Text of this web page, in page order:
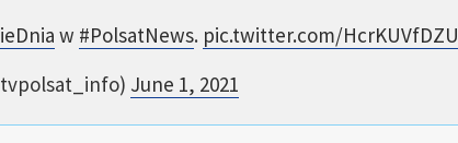
w #PolsatNews. pic.twitter.com/HcrKUVfDZU
June 1, 2021